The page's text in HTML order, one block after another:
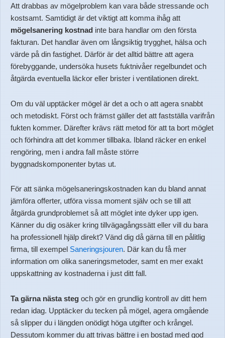
Att drabbas av mögelproblem kan vara både stressande och
kostsamt. Samtidigt är det viktigt att komma ihåg att
mögelsanering kostnad inte bara handlar om den första
fakturan. Det handlar även om långsiktig trygghet, hälsa och
värde på din fastighet. Därför är det alltid bättre att agera
förebyggande, undersöka husets fuktnivåer regelbundet och
åtgärda eventuella läckor eller brister i ventilationen direkt.
Om du väl upptäcker mögel är det a och o att agera snabbt
och metodiskt. Först och främst gäller det att fastställa varifrån
fukten kommer. Därefter krävs rätt metod för att ta bort möglet
och förhindra att det kommer tillbaka. Ibland räcker en enkel
rengöring, men i andra fall måste större
byggnadskomponenter bytas ut.
För att sänka mögelsaneringskostnaden kan du bland annat
jämföra offerter, utföra vissa moment själv och se till att
åtgärda grundproblemet så att möglet inte dyker upp igen.
Känner du dig osäker kring tillvägagångssätt eller vill du bara
ha professionell hjälp direkt? Vänd dig då gärna till en pålitlig
firma, till exempel Saneringsjouren. Där kan du få mer
information om olika saneringsmetoder, samt en mer exakt
uppskattning av kostnaderna i just ditt fall.
Ta gärna nästa steg och gör en grundlig kontroll av ditt hem
redan idag. Upptäcker du tecken på mögel, agera omgående
så slipper du i längden onödigt höga utgifter och krångel.
Dessutom kommer du att trivas bättre i en bostad med god